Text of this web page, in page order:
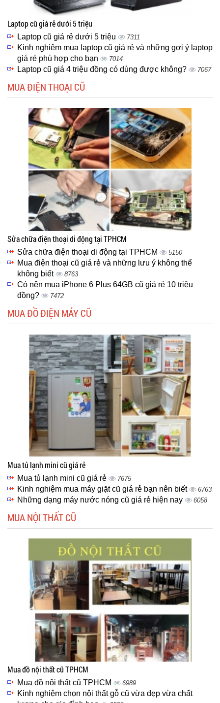
Laptop cũ giá rẻ dưới 5 triệu
Laptop cũ giá rẻ dưới 5 triệu 7311
Kinh nghiệm mua laptop cũ giá rẻ và những gợi ý laptop
giá rẻ phù hợp cho bạn
7014
Laptop cũ giá 4 triệu đồng có dùng được không? 7067
MUA ĐIỆN THOẠI CŨ
Sửa chữa điện thoại di động tại TPHCM
Sửa chữa điện thoại di động tại TPHCM 5150
Mua điện thoại cũ giá rẻ và những lưu ý không thể
không biết
8763
Có nên mua iPhone 6 Plus 64GB cũ giá rẻ 10 triệu
đồng?
7472
MUA ĐỒ ĐIỆN MÁY CŨ
Mua tủ lạnh mini cũ giá rẻ
Mua tủ lạnh mini cũ giá rẻ 7675
Kinh nghiệm mua máy giặt cũ giá rẻ bạn nên biết 6763
Những dạng máy nước nóng cũ giá rẻ hiện nay 6058
MUA NỘI THẤT CŨ
Mua đồ nội thất cũ TPHCM
Mua đồ nội thất cũ TPHCM 6989
Kinh nghiệm chọn nội thất gỗ cũ vừa đẹp vừa chất